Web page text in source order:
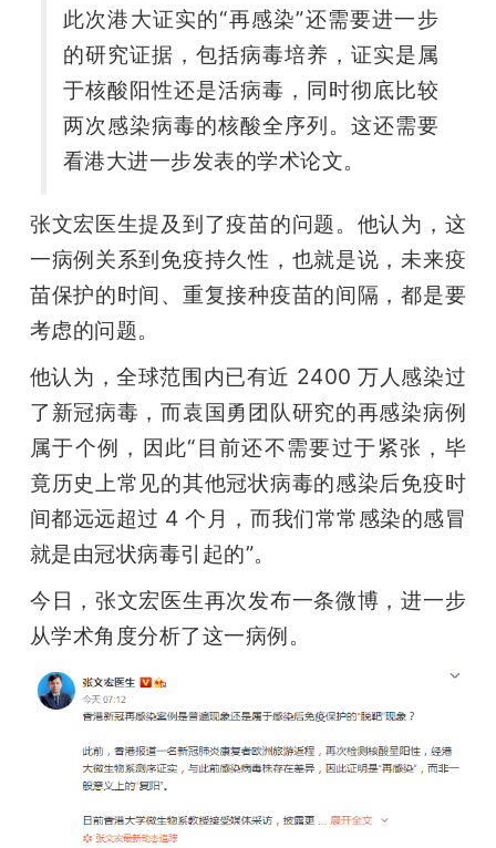
此次港大证实的“再感染”还需要进一步
的研究证据，包括病毒培养，证实是属
于核酸阳性还是活病毒，同时彻底比较
两次感染病毒的核酸全序列。这还需要
看港大进一步发表的学术论文。
张文宏医生提及到了疫苗的问题。他认为，这
一病例关系到免疫持久性，也就是说，未来疫
苗保护的时间、重复接种疫苗的间隔，都是要
考虑的问题。
他认为，全球范围内已有近 2400 万人感染过
了新冠病毒，而袁国勇团队研究的再感染病例
属于个例，因此“目前还不需要过于紧张，毕
竟历史上常见的其他冠状病毒的感染后免疫时
间都远远超过 4 个月，而我们常常感染的感冒
就是由冠状病毒引起的”。
今日，张文宏医生再次发布一条微博，进一步
从学术角度分析了这一病例。